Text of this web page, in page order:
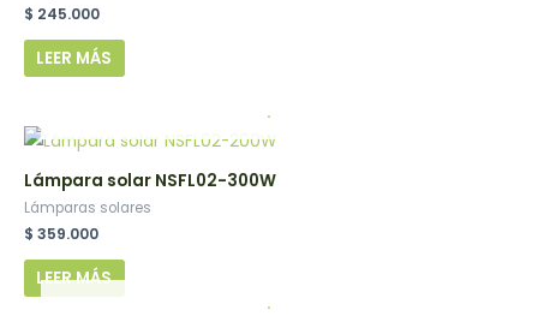
$ 245.000
LEER MÁS
.
Lámpara solar NSFL02-300W
Lámparas solares
$ 359.000
LEER MÁS
.